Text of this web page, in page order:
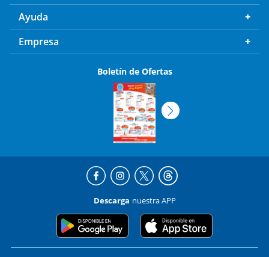
Ayuda
Empresa
Boletín de Ofertas
Descarga nuestra APP